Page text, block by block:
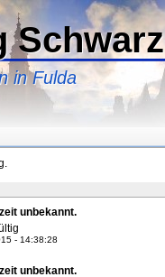
Schwarz
in Fulda
unbekannt.
- 14:38:28
unbekannt.